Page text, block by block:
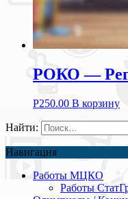
РОКО —
Р250.00 В корзину
Найти:
Навигация
Работы МЦКО
Работы